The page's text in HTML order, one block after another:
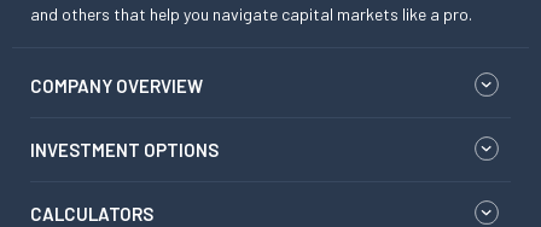
and others that help you navigate capital markets like a pro.
COMPANY OVERVIEW
INVESTMENT OPTIONS
CALCULATORS